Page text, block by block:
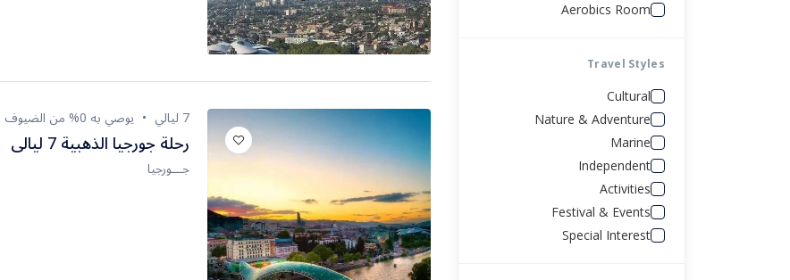
روسيا
Aerobics Room
Travel Styles
Cultural
Nature & Adventure
Marine
Independent
Activities
Festival & Events
Special Interest
7 ليالي يوصي به 0% من الضيوف
رحلة جورجيا الذهبية 7 ليالى
جـــورجيا